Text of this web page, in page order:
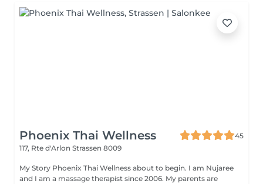
Phoenix Thai Wellness
45
117, Rte d'Arlon Strassen 8009
My Story Phoenix Thai Wellness about to begin. I am Nujaree
and I am a massage therapist since 2006. My parents are